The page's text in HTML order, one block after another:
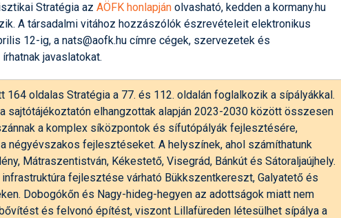
Stratégia az AÖFK honlapján olvasható, kedden a kormany.hu
A társadalmi vitához hozzászólók észrevételeit elektronikus
12-ig, a nats@aofk.hu címre cégek, szervezetek és
javaslatokat.
164 oldalas Stratégia a 77. és 112. oldalán foglalkozik a sípályákkal.
sajtótájékoztatón elhangzottak alapján 2023-2030 között összesen
a komplex síközpontok és sífutópályák fejlesztésére,
négyévszakos fejlesztéseket. A helyszínek, ahol számíthatunk
Mátraszentistván, Kékestető, Visegrád, Bánkút és Sátoraljaújhely.
fejlesztése várható Bükkszentkereszt, Galyatető és
Dobogókőn és Nagy-hideg-hegyen az adottságok miatt nem
és felvonó építést, viszont Lillafüreden létesülhet sípálya a